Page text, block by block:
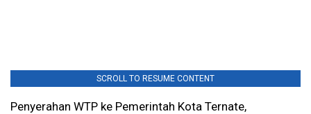
SCROLL TO RESUME CONTENT
Penyerahan WTP ke Pemerintah Kota Ternate,